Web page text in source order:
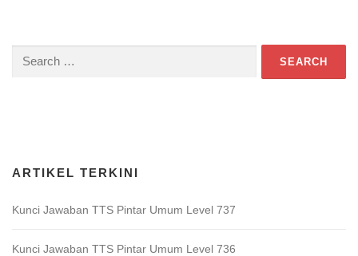
Search
ARTIKEL TERKINI
Kunci Jawaban TTS Pintar Umum Level 737
Kunci Jawaban TTS Pintar Umum Level 736